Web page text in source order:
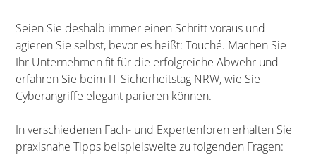
Seien Sie deshalb immer einen Schritt voraus und
agieren Sie selbst, bevor es heißt: Touché. Machen Sie
Ihr Unternehmen fit für die erfolgreiche Abwehr und
erfahren Sie beim IT-Sicherheitstag NRW, wie Sie
Cyberangriffe elegant parieren können.
In verschiedenen Fach- und Expertenforen erhalten Sie
praxisnahe Tipps beispielsweite zu folgenden Fragen: